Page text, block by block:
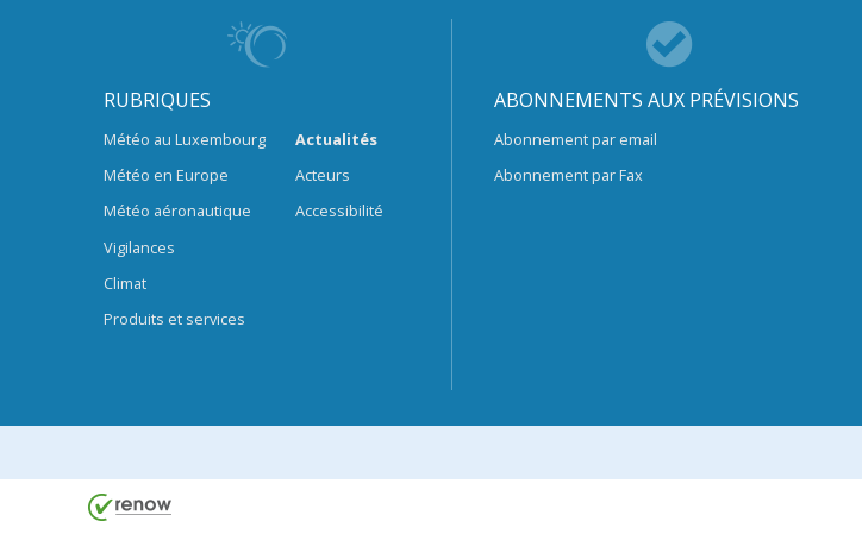
RUBRIQUES
Météo au Luxembourg
Météo en Europe
Météo aéronautique
Vigilances
Climat
Produits et services
Actualités
Acteurs
Accessibilité
ABONNEMENTS AUX PRÉVISIONS
Abonnement par email
Abonnement par Fax